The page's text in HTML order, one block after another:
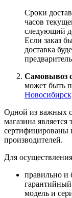
Сроки
часов
следующий
Если заказ
доставка
Самовывоз
может быть
Одной из важных
магазина
сертифицированы
производителей.
Для
правильно и
модель и